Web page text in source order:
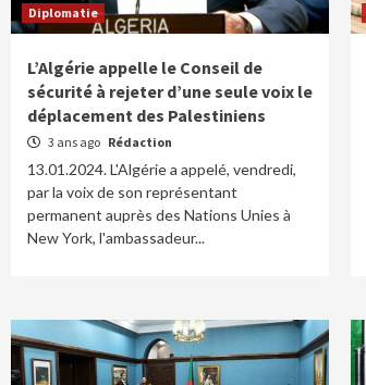
Diplomatie
L’Algérie appelle le Conseil de
sécurité à rejeter d’une seule voix le
déplacement des Palestiniens
3 ans ago Rédaction
13.01.2024. L'Algérie a appelé, vendredi,
par la voix de son représentant
permanent auprès des Nations Unies à
New York, l'ambassadeur...